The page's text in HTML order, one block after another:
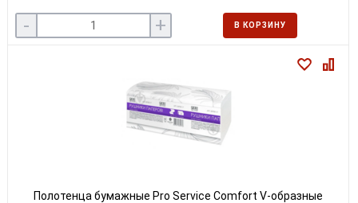
- + В КОРЗИНУ
Полотенца бумажные Pro Service Comfort V-образные